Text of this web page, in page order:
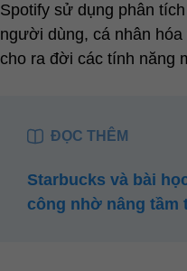
Spotify sử dụng phân
người dùng, cá nhân
cho ra đời các tính năng
ĐỌC THÊM
Starbucks và bài
công nhờ nâng tầm